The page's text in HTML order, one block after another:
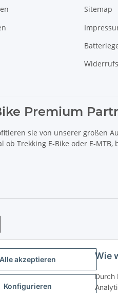
Alle akzeptieren
Konfigurieren
Wie
Durch
Sitemap
Premium
sie von unserer großen
ob Trekking E-Bike oder E-
USt., zzgl.Versand. ** Hierbei
© 2017 bis 2025 bike-store de